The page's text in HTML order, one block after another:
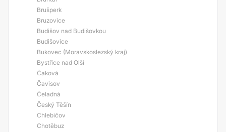
Brušperk
Bruzovice
Budišov nad Budišovkou
Budišovice
Bukovec (Moravskoslezský kraj)
Bystřice nad Olší
Čaková
Čavisov
Čeladná
Český Těšín
Chlebičov
Chotěbuz